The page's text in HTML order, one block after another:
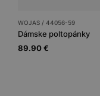
WOJAS / 44056-59
Dámske poltopánky
89.90 €